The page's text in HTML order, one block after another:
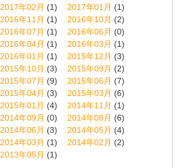
2017年02月 (1) 2017年01月 (1)
2016年11月 (1) 2016年10月 (2)
2016年07月 (1) 2016年06月 (0)
2016年04月 (1) 2016年03月 (1)
2016年01月 (1) 2015年12月 (3)
2015年10月 (3) 2015年09月 (2)
2015年07月 (9) 2015年06月 (7)
2015年04月 (3) 2015年03月 (6)
2015年01月 (4) 2014年11月 (1)
2014年09月 (0) 2014年08月 (6)
2014年06月 (3) 2014年05月 (4)
2014年03月 (1) 2014年02月 (2)
2013年05月 (1)